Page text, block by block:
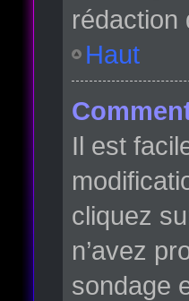
rédaction
Haut
Il est
cliquez
n’avez
sondage